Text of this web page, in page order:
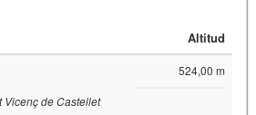
Altitud
Vicenç de Castellet
524,00 m